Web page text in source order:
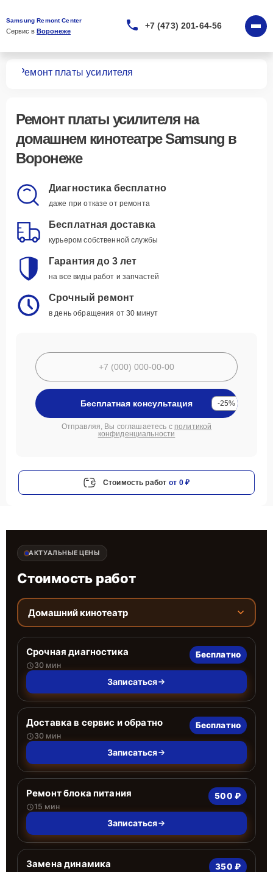
Samsung Remont Center
Сервис в Воронеже
+7 (473) 201-64-56
Ремонт платы усилителя
Ремонт платы усилителяна
домашнем кинотеатре Samsung в
Воронеже
Диагностика бесплатно
даже при отказе от ремонта
Бесплатная доставка
курьером собственной службы
Гарантия до 3 лет
на все виды работ и запчастей
Срочный ремонт
в день обращения от 30 минут
Бесплатная консультация -25%
Отправляя, Вы соглашаетесь с политикой
конфиденциальности
Стоимость работ от 0 ₽
АКТУАЛЬНЫЕ ЦЕНЫ
Стоимость работ
Домашний кинотеатр
Срочная диагностика
30 мин
Бесплатно
Записаться
Доставка в сервис и обратно
30 мин
Бесплатно
Записаться
Ремонт блока питания
15 мин
500 ₽
Записаться
Замена динамика 350 ₽